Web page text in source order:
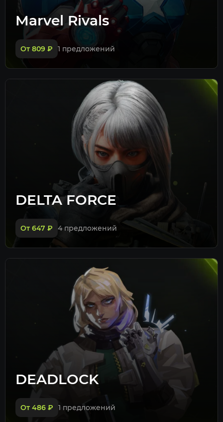
Marvel Rivals
От 809 ₽ 1 предложений
DELTA FORCE
От 647 ₽ 4 предложений
DEADLOCK
От 486 ₽ 1 предложений